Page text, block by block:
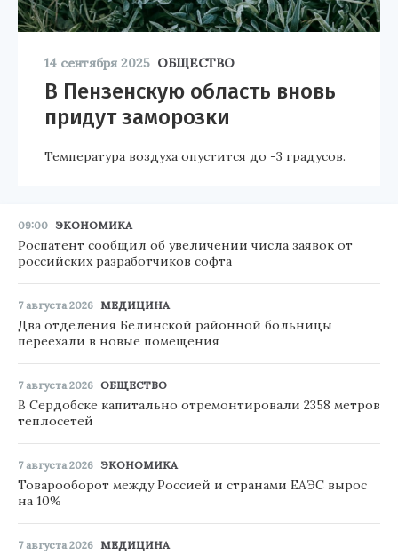
14 сентября 2025 ОБЩЕСТВО
В Пензенскую область вновь
придут заморозки
Температура воздуха опустится до -3 градусов.
09:00 ЭКОНОМИКА
Роспатент сообщил об увеличении числа заявок от
российских разработчиков софта
7 августа 2026 МЕДИЦИНА
Два отделения Белинской районной больницы
переехали в новые помещения
7 августа 2026 ОБЩЕСТВО
В Сердобске капитально отремонтировали 2358 метров
теплосетей
7 августа 2026 ЭКОНОМИКА
Товарооборот между Россией и странами ЕАЭС вырос
на 10%
7 августа 2026 МЕДИЦИНА